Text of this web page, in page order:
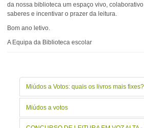
da nossa biblioteca um espaço vivo,
saberes e incentivar o prazer da leitura.
Bom ano letivo.
A Equipa da Biblioteca escolar
Miúdos a Votos: quais os livros mais fixes?
Miúdos a votos